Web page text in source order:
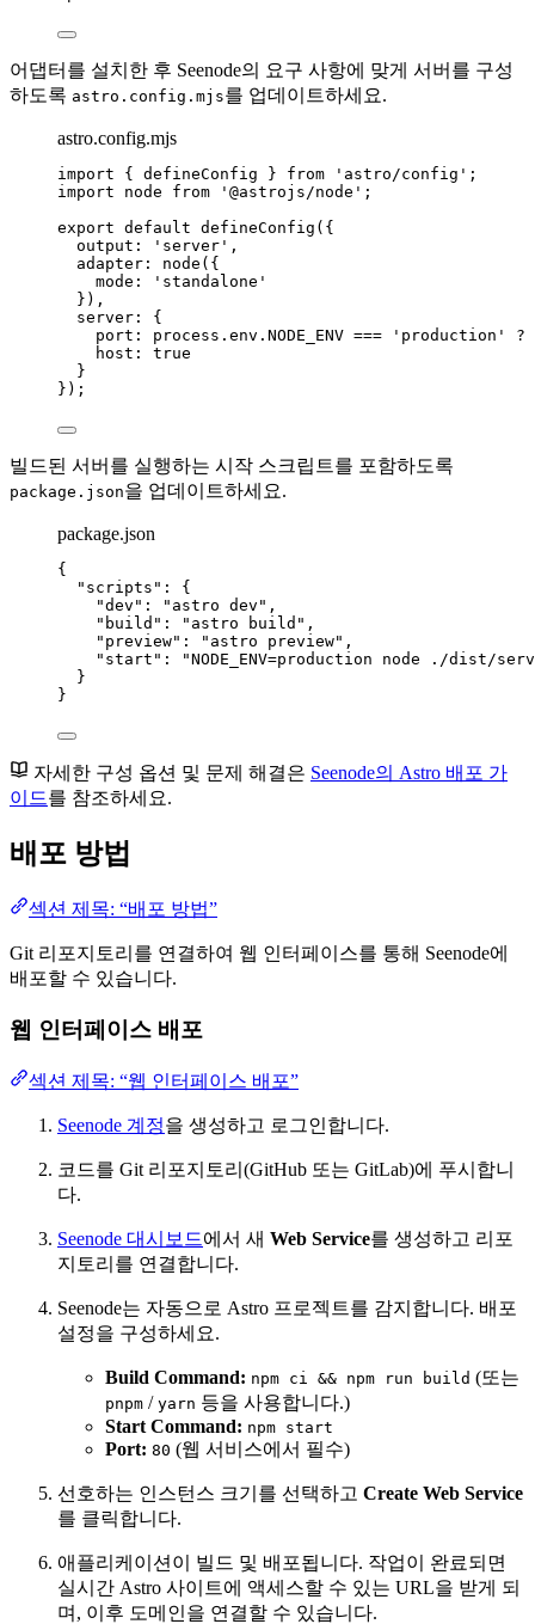
어댑터를 설치한 후 Seenode의 요구 사항에 맞게 서버를 구성
하도록 astro.config.mjs를 업데이트하세요.
astro.config.mjs
import { defineConfig } from ' astro/config ' ;
import node from ' @astrojs/node ' ;
export default defineConfig ({
output:
' server ' ,
adapter: node ({
mode:
' standalone '
}),
server: {
port: process . env . NODE_ENV === ' production ' ?
host: true
}
});
빌드된 서버를 실행하는 시작 스크립트를 포함하도록
package.json을 업데이트하세요.
package.json
{
"scripts" : {
"dev" : " astro dev " ,
"build" : " astro build " ,
"preview" : " astro preview" ,
"start" : "NODE_ENV=production node ./dist/
}
}
자세한 구성 옵션 및 문제 해결은 Seenode의 Astro 배포 가
이드를 참조하세요.
배포 방법
섹션 제목: “배포 방법”
Git 리포지토리를 연결하여 웹 인터페이스를 통해 Seenode에
배포할 수 있습니다.
웹 인터페이스 배포
섹션 제목: “웹 인터페이스 배포”
Seenode 계정을 생성하고 로그인합니다.
코드를 Git 리포지토리(GitHub 또는 GitLab)에 푸시합니
다.
Seenode 대시보드에서 새 Web Service를 생성하고 리포
지토리를 연결합니다.
Seenode는 자동으로 Astro 프로젝트를 감지합니다. 배포
설정을 구성하세요.
Build Command: npm ci && npm run build (또는
pnpm / yarn 등을 사용합니다.)
Start Command: npm start
Port: 80 (웹 서비스에서 필수)
선호하는 인스턴스 크기를 선택하고 Create Web Service
를 클릭합니다.
애플리케이션이 빌드 및 배포됩니다. 작업이 완료되면
실시간 Astro 사이트에 액세스할 수 있는 URL을 받게 되
며, 이후 도메인을 연결할 수 있습니다.